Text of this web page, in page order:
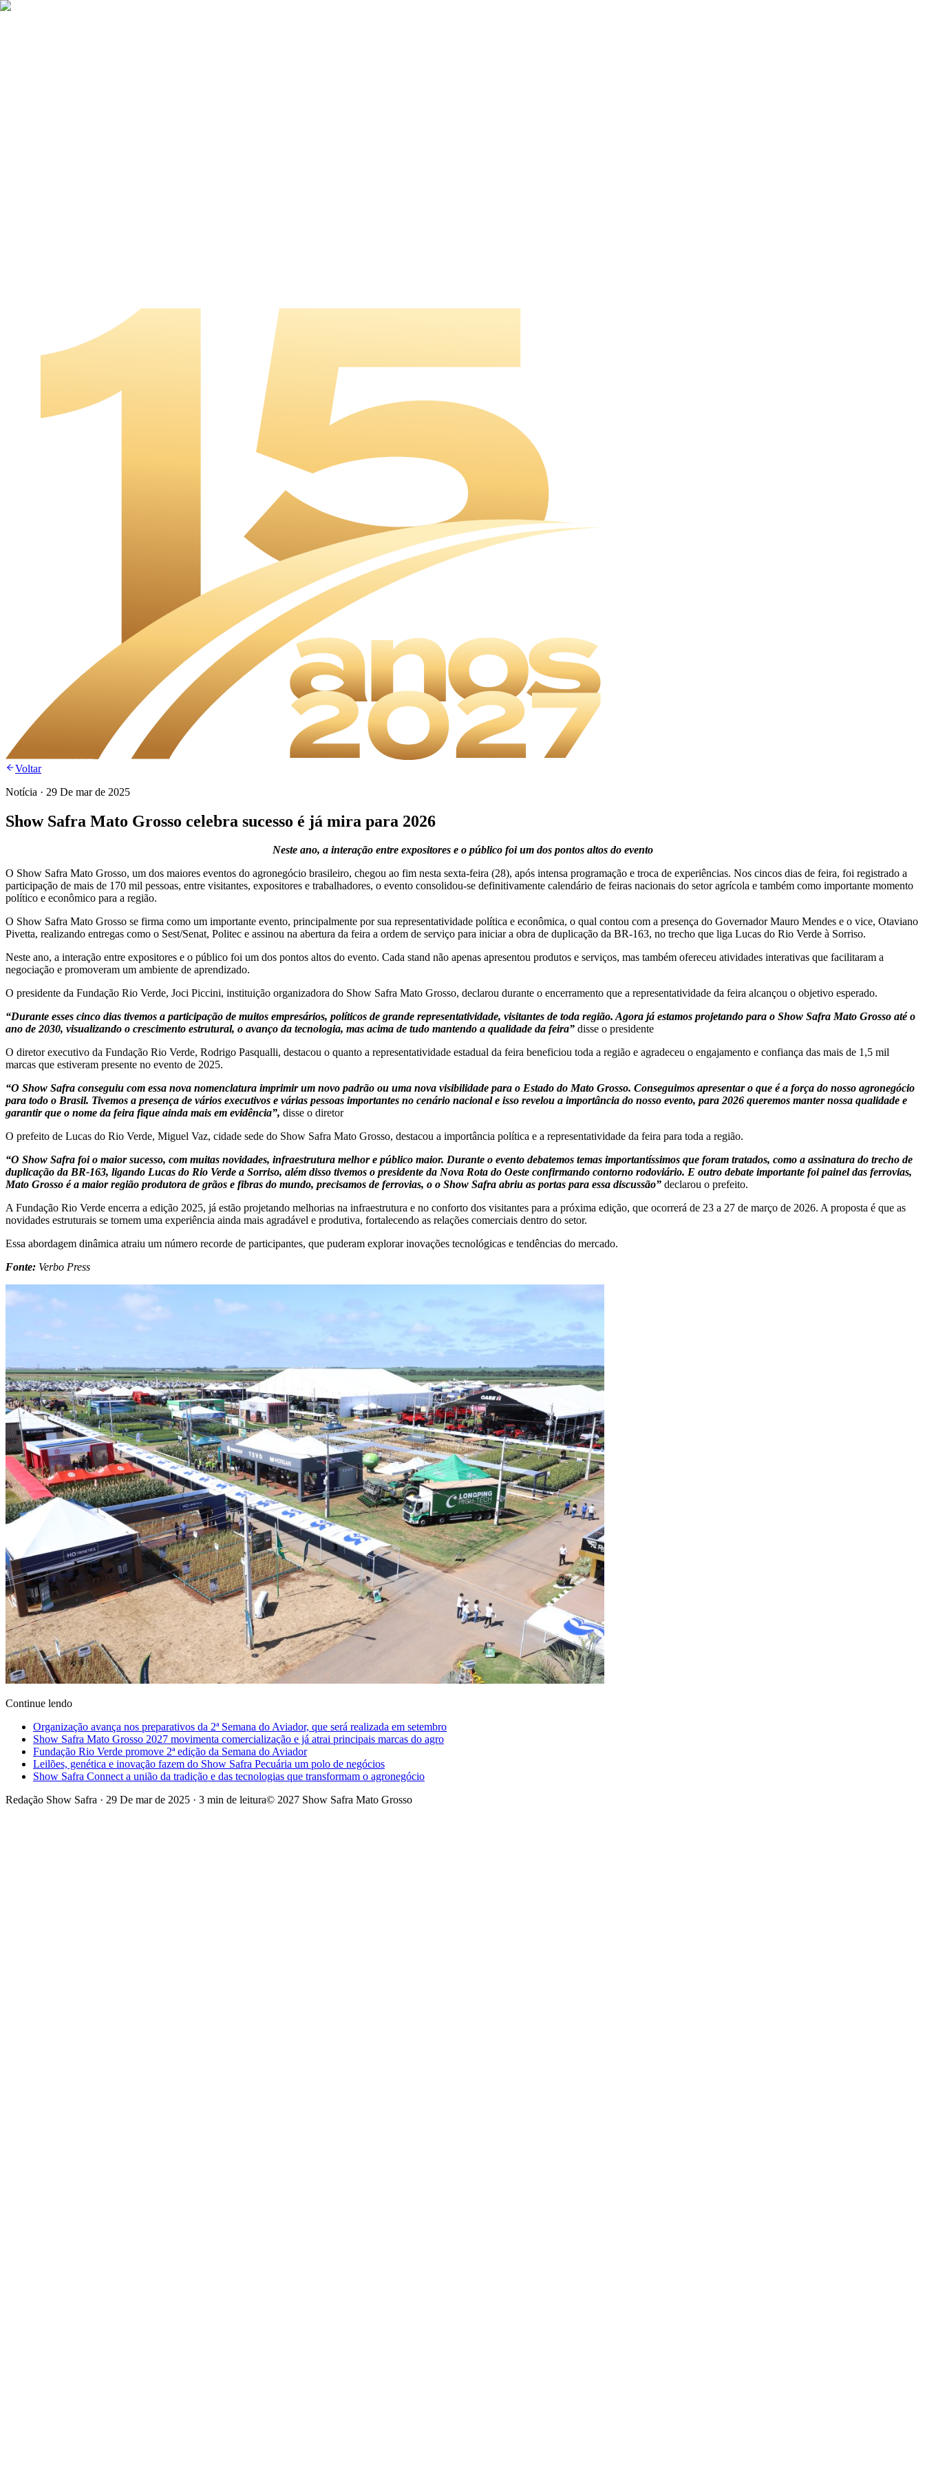
Voltar
Notícia · 29 De mar de 2025
Show Safra Mato Grosso celebra sucesso é já mira para 2026
Neste ano, a interação entre expositores e o público foi um dos pontos altos do evento
O Show Safra Mato Grosso, um dos maiores eventos do agronegócio brasileiro, chegou ao fim nesta sexta-feira (28), após intensa programação e troca de experiências. Nos cincos dias de feira, foi registrado a
participação de mais de 170 mil pessoas, entre visitantes, expositores e trabalhadores, o evento consolidou-se definitivamente calendário de feiras nacionais do setor agrícola e também como importante momento
político e econômico para a região.
O Show Safra Mato Grosso se firma como um importante evento, principalmente por sua representatividade política e econômica, o qual contou com a presença do Governador Mauro Mendes e o vice, Otaviano
Pivetta, realizando entregas como o Sest/Senat, Politec e assinou na abertura da feira a ordem de serviço para iniciar a obra de duplicação da BR-163, no trecho que liga Lucas do Rio Verde à Sorriso.
Neste ano, a interação entre expositores e o público foi um dos pontos altos do evento. Cada stand não apenas apresentou produtos e serviços, mas também ofereceu atividades interativas que facilitaram a
negociação e promoveram um ambiente de aprendizado.
O presidente da Fundação Rio Verde, Joci Piccini, instituição organizadora do Show Safra Mato Grosso, declarou durante o encerramento que a representatividade da feira alcançou o objetivo esperado.
“Durante esses cinco dias tivemos a participação de muitos empresários, políticos de grande representatividade, visitantes de toda região. Agora já estamos projetando para o Show Safra Mato Grosso até o
ano de 2030, visualizando o crescimento estrutural, o avanço da tecnologia, mas acima de tudo mantendo a qualidade da feira” disse o presidente
O diretor executivo da Fundação Rio Verde, Rodrigo Pasqualli, destacou o quanto a representatividade estadual da feira beneficiou toda a região e agradeceu o engajamento e confiança das mais de 1,5 mil
marcas que estiveram presente no evento de 2025.
“O Show Safra conseguiu com essa nova nomenclatura imprimir um novo padrão ou uma nova visibilidade para o Estado do Mato Grosso. Conseguimos apresentar o que é a força do nosso agronegócio
para todo o Brasil. Tivemos a presença de vários executivos e várias pessoas importantes no cenário nacional e isso revelou a importância do nosso evento, para 2026 queremos manter nossa qualidade e
garantir que o nome da feira fique ainda mais em evidência”, disse o diretor
O prefeito de Lucas do Rio Verde, Miguel Vaz, cidade sede do Show Safra Mato Grosso, destacou a importância política e a representatividade da feira para toda a região.
“O Show Safra foi o maior sucesso, com muitas novidades, infraestrutura melhor e público maior. Durante o evento debatemos temas importantíssimos que foram tratados, como a assinatura do trecho de
duplicação da BR-163, ligando Lucas do Rio Verde a Sorriso, além disso tivemos o presidente da Nova Rota do Oeste confirmando contorno rodoviário. E outro debate importante foi painel das ferrovias,
Mato Grosso é a maior região produtora de grãos e fibras do mundo, precisamos de ferrovias, o o Show Safra abriu as portas para essa discussão” declarou o prefeito.
A Fundação Rio Verde encerra a edição 2025, já estão projetando melhorias na infraestrutura e no conforto dos visitantes para a próxima edição, que ocorrerá de 23 a 27 de março de 2026. A proposta é que as
novidades estruturais se tornem uma experiência ainda mais agradável e produtiva, fortalecendo as relações comerciais dentro do setor.
Essa abordagem dinâmica atraiu um número recorde de participantes, que puderam explorar inovações tecnológicas e tendências do mercado.
Fonte: Verbo Press
Continue lendo
Organização avança nos preparativos da 2ª Semana do Aviador, que será realizada em setembro
Show Safra Mato Grosso 2027 movimenta comercialização e já atrai principais marcas do agro
Fundação Rio Verde promove 2ª edição da Semana do Aviador
Leilões, genética e inovação fazem do Show Safra Pecuária um polo de negócios
Show Safra Connect a união da tradição e das tecnologias que transformam o agronegócio
Redação Show Safra · 29 De mar de 2025 · 3 min de leitura© 2027 Show Safra Mato Grosso